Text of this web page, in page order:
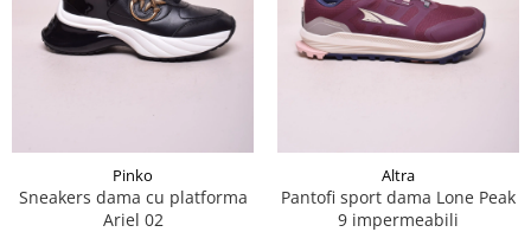
Pinko
Sneakers dama cu platforma
Ariel 02
Altra
Pantofi sport dama Lone Peak
9 impermeabili